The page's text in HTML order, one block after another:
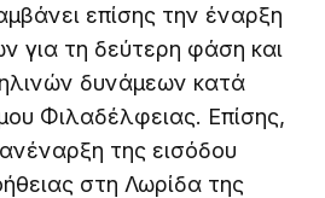
επίσης την έναρξη
για τη δεύτερη φάση και
δυνάμεων κατά
Φιλαδέλφειας. Επίσης,
της εισόδου
στη Λωρίδα της